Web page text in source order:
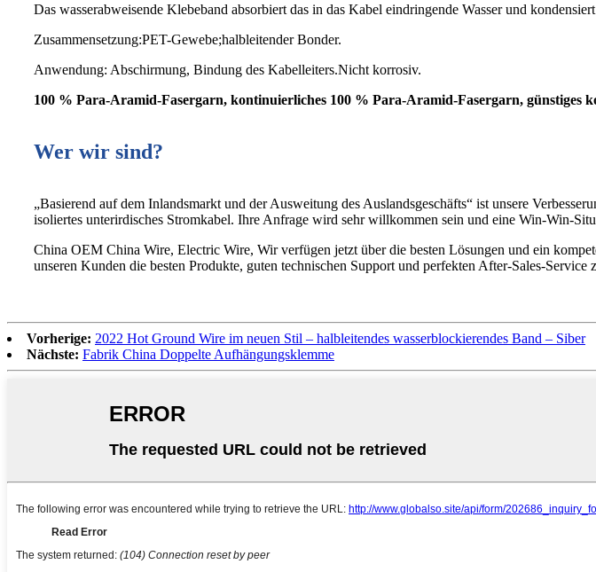
Das wasserabweisende Klebeband absorbiert das in das Kabel eindringende Wasser und
Zusammensetzung:PET-Gewebe;halbleitender Bonder.
Anwendung: Abschirmung, Bindung des Kabelleiters.Nicht korrosiv.
100 % Para-Aramid-Fasergarn, kontinuierliches 100 % Para-Aramid-Fasergarn, günstiges
Wer wir sind?
„Basierend auf dem Inlandsmarkt und der Ausweitung des Auslandsgeschäfts“ ist unsere
isoliertes unterirdisches Stromkabel. Ihre Anfrage wird sehr willkommen sein und eine Win-Win-
China OEM China Wire, Electric Wire, Wir verfügen jetzt über die besten Lösungen und ein
unseren Kunden die besten Produkte, guten technischen Support und perfekten After-Sales-Service
Vorherige: 2022 Hot Ground Wire im neuen Stil – halbleitendes wasserblockierendes Band – Siber
Nächste: Fabrik China Doppelte Aufhängungsklemme